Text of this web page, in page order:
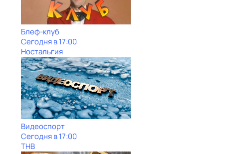
Блеф-клуб
Сегодня в 17:00
Ностальгия
Видеоспорт
Сегодня в 17:00
ТНВ